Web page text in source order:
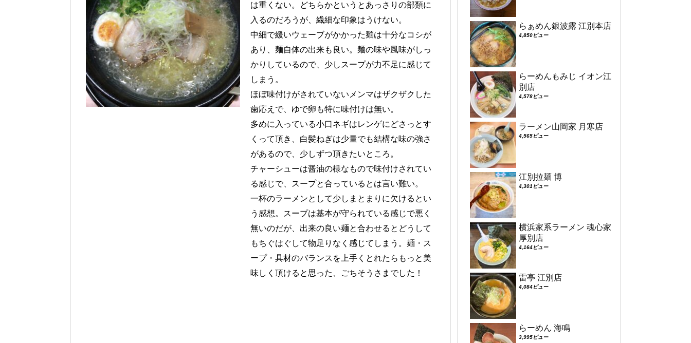
は重くない。どちらかというとあっさりの部類に
入るのだろうが、繊細な印象はうけない。
中細で緩いウェーブがかかった麺は十分なコシが
あり、麺自体の出来も良い。麺の味や風味がしっ
かりしているので、少しスープが力不足に感じて
しまう。
ほぼ味付けがされていないメンマはザクザクした
歯応えで、ゆで卵も特に味付けは無い。
多めに入っている小口ネギはレンゲにどさっとす
くって頂き、白髪ねぎは少量でも結構な味の強さ
があるので、少しずつ頂きたいところ。
チャーシューは醤油の様なもので味付けされてい
る感じで、スープと合っているとは言い難い。
一杯のラーメンとして少しまとまりに欠けるとい
う感想。スープは基本が守られている感じで悪く
無いのだが、出来の良い麺と合わせるとどうして
もちぐはぐして物足りなく感じてしまう。麺・ス
ープ・具材のバランスを上手くとれたらもっと美
味しく頂けると思った、ごちそうさまでした！
らぁめん銀波露 江別本店
4,850ビュー
らーめんもみじ イオン江
別店
4,578ビュー
ラーメン山岡家 月寒店
4,565ビュー
江別拉麺 博
4,301ビュー
横浜家系ラーメン 魂心家
厚別店
4,164ビュー
雷亭 江別店
4,084ビュー
らーめん 海鳴
3,995ビュー